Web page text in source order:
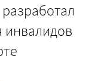
инвалидов